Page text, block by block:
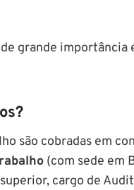
grande importância
são cobradas em
(com sede em
cargo de